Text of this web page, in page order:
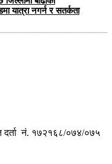
यात्रा नगर्न र सतर्कता
दर्ता नं. १७२१६८/०७४/०७५